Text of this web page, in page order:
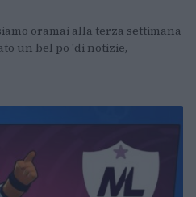
oramai alla terza settimana
un bel po 'di notizie,